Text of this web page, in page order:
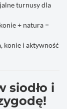
turnusy dla
+ natura =
konie i aktywność
siodło i